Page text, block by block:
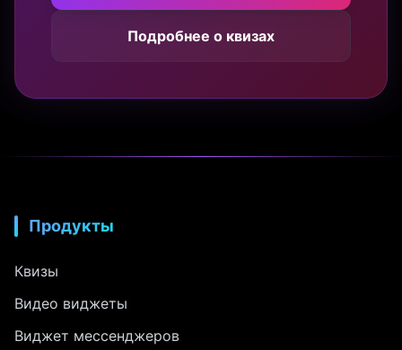
Подробнее о квизах
Продукты
Квизы
Видео виджеты
Виджет мессенджеров